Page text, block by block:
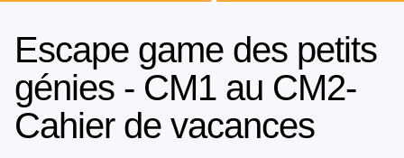
Escape game des petits
génies - CM1 au CM2-
Cahier de vacances